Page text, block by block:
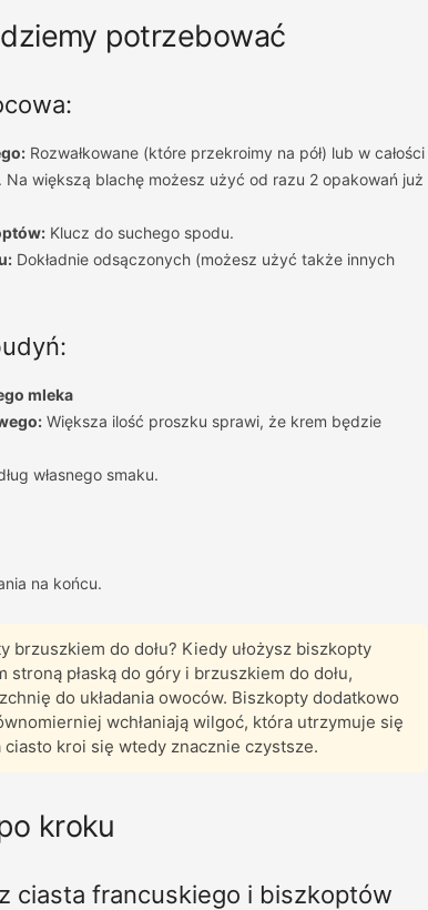
potrzebować
Rozwałkowane (które przekroimy na pół) lub w całości
Na większą blachę możesz użyć od razu 2 opakowań już
Klucz do suchego spodu.
Dokładnie odsączonych (możesz użyć także innych
mleka
Większa ilość proszku sprawi, że krem będzie
własnego smaku.
na końcu.
brzuszkiem do dołu? Kiedy ułożysz biszkopty
płaską do góry i brzuszkiem do dołu,
do układania owoców. Biszkopty dodatkowo
wchłaniają wilgoć, która utrzymuje się
kroi się wtedy znacznie czystsze.
kroku
ciasta francuskiego i biszkoptów